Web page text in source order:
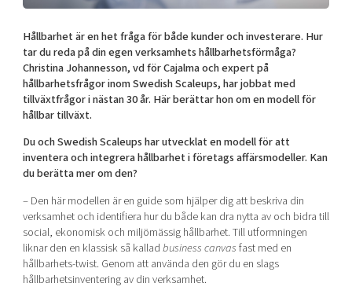
Mer
Ansök till Swedish Scaleups
Så finansieras Swedish Scaleups
In English
Hållbarhet är en het fråga för både kunder och investerare. Hur
tar du reda på din egen verksamhets hållbarhetsförmåga?
Christina Johannesson, vd för Cajalma och expert på
hållbarhetsfrågor inom Swedish Scaleups, har jobbat med
tillväxtfrågor i nästan 30 år. Här berättar hon om en modell för
hållbar tillväxt.
Du och Swedish Scaleups har utvecklat en modell för att
inventera och integrera hållbarhet i företags affärsmodeller. Kan
du berätta mer om den?
– Den här modellen är en guide som hjälper dig att beskriva din
verksamhet och identifiera hur du både kan dra nytta av och bidra till
social, ekonomisk och miljömässig hållbarhet. Till utformningen
liknar den en klassisk så kalladbusiness canvasfast med en
hållbarhets-twist. Genom att använda den gör du en slags
hållbarhetsinventering av din verksamhet.